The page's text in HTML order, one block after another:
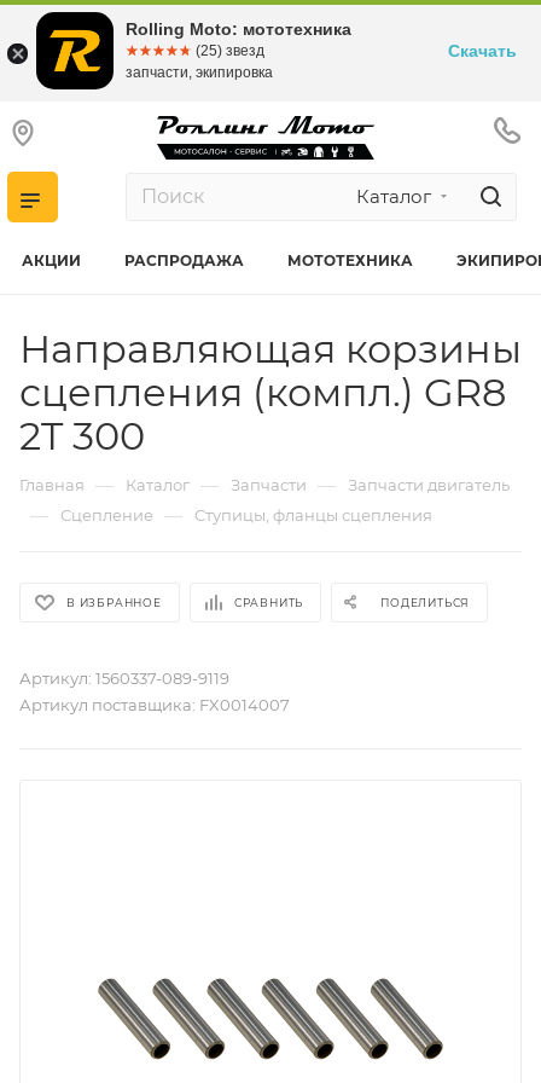
Каталог
АКЦИИ РАСПРОДАЖА МОТОТЕХНИКА
Направляющая корзины
сцепления (компл.) GR8
2T 300
Главная — Каталог — Запчасти — Запчасти двигатель
— Сцепление — Ступицы, фланцы сцепления
В ИЗБРАННОЕ СРАВНИТЬ ПОДЕЛИТЬСЯ
Артикул: 1560337-089-9119
Артикул поставщика: FX0014007
Rolling Moto: мототехника
☆☆☆☆☆
★★★★★ (25) звезд
запчасти, экипировка
Скачать